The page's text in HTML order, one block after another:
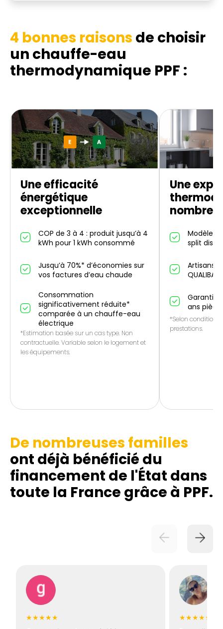
4 bonnes raisons de choisir
un chauffe-eau
thermodynamique PPF :
Une efficacité
énergétique
exceptionnelle
COP de 3 à 4 : produit jusqu’à 4
kWh pour 1 kWh consommé
Jusqu’à 70%* d’économies sur
vos factures d’eau chaude
Consommation
significativement réduite*
comparée à un chauffe-eau
électrique
*Estimation basée sur un cas type. Non
contractuelle. Variable selon le logement et
les équipements.
Une
Modèles
split
Artisans
QUALIBAT
Garantie
ans
*Selon conditions
prestations.
De nombreuses familles
ont déjà bénéficié du
financement de l'État dans
toute la France grâce à PPF.
★★★★★
★★★★★